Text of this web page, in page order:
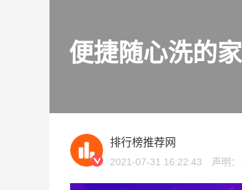
便捷随心洗的
排行榜推荐网
2021-07-31 16:22:43 声明